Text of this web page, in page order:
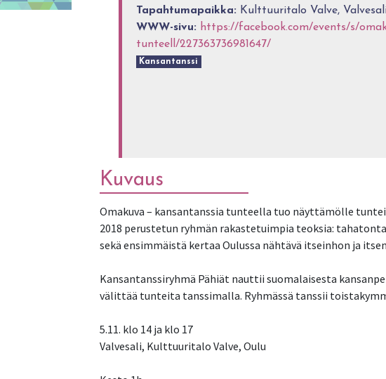
Tapahtumapaikka: Kulttuuritalo Valve,
WWW-sivu: https://facebook.com/events/s/
tunteell/227363736981647/
Kansantanssi
Kuvaus
Omakuva – kansantanssia tunteella tuo näyttämölle
2018 perustetun ryhmän rakastetuimpia teoksia:
sekä ensimmäistä kertaa Oulussa nähtävä itseinhon ja
Kansantanssiryhmä Pähiät nauttii suomalaisesta
välittää tunteita tanssimalla. Ryhmässä tanssii
5.11. klo 14 ja klo 17
Valvesali, Kulttuuritalo Valve, Oulu